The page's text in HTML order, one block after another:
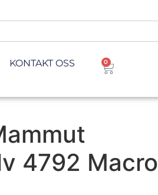
KONTAKT OSS 0
4792 Macro